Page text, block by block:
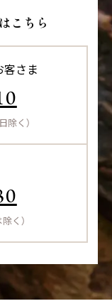
こちら
さま
除く）
く）